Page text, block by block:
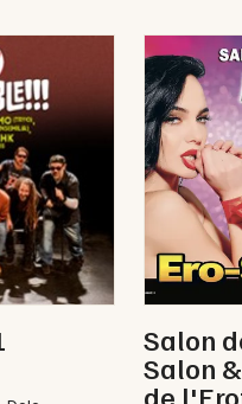
Salon
Salon
de